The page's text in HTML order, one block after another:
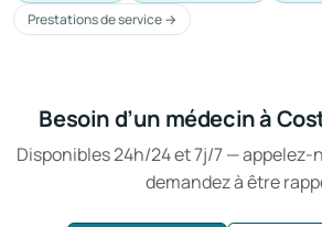
Prestations de service →
Besoin d’un médecin à
Disponibles 24h/24 et 7j/7 —
demandez à être